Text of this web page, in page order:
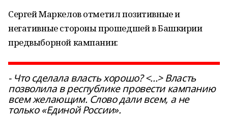
Сергей Маркелов отметил позитивные и
негативные стороны прошедшей в Башкирии
предвыборной кампании:
- Что сделала власть хорошо? <...> Власть
позволила в республике провести кампанию
всем желающим. Слово дали всем, а не
только «Единой России».